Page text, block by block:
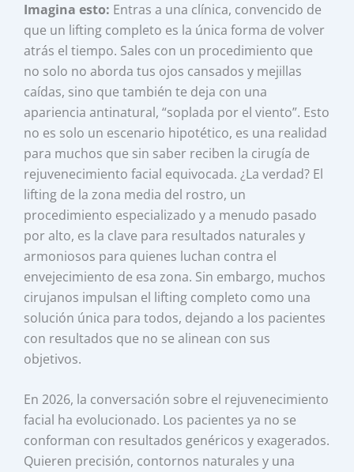
Imagina esto: Entras a una clínica, convencido de
que un lifting completo es la única forma de volver
atrás el tiempo. Sales con un procedimiento que
no solo no aborda tus ojos cansados y mejillas
caídas, sino que también te deja con una
apariencia antinatural, “soplada por el viento”. Esto
no es solo un escenario hipotético, es una realidad
para muchos que sin saber reciben la cirugía de
rejuvenecimiento facial equivocada. ¿La verdad? El
lifting de la zona media del rostro, un
procedimiento especializado y a menudo pasado
por alto, es la clave para resultados naturales y
armoniosos para quienes luchan contra el
envejecimiento de esa zona. Sin embargo, muchos
cirujanos impulsan el lifting completo como una
solución única para todos, dejando a los pacientes
con resultados que no se alinean con sus
objetivos.
En 2026, la conversación sobre el rejuvenecimiento
facial ha evolucionado. Los pacientes ya no se
conforman con resultados genéricos y exagerados.
Quieren precisión, contornos naturales y una